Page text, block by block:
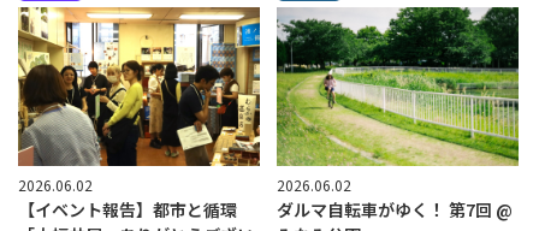
2026.06.02
【イベント報告】都市と循環
2026.06.02
ダルマ自転車がゆく！ 第7回 @